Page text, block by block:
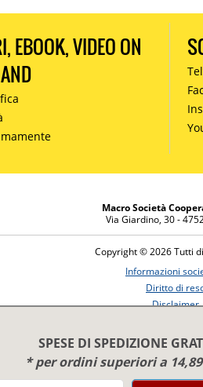
SPESE DI SPEDIZIONE
* per ordini superiori a
EBOOK, VIDEO ON
Macro Società
Via Giardino, 30 -
Copyright © 2026 Tutti
Informazioni
Diritto di
Disclaimer